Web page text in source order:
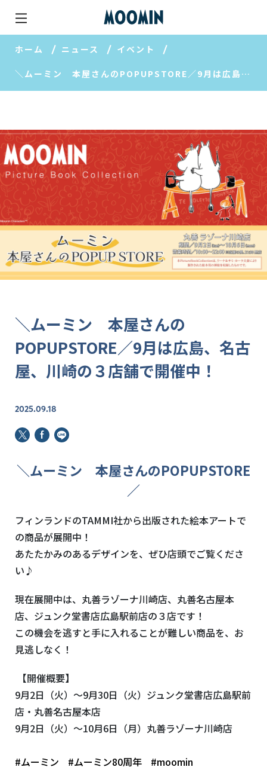
ホーム ニュース イベント
＼ムーミン 本屋さんのPOPUPSTORE／9月は広島、名古屋、川崎の３店舗で開催中！
＼ムーミン 本屋さんの
POPUPSTORE／9月は広島、名古
屋、川崎の３店舗で開催中！
2025.09.18
＼ムーミン 本屋さんのPOPUPSTORE
／
フィンランドのTAMMI社から出版された絵本アートで
の商品が展開中！
あたたかみのあるデザインを、ぜひ店頭でご覧くださ
い♪
現在展開中は、丸善ラゾーナ川崎店、丸善名古屋本
店、ジュンク堂書店広島駅前店の３店です！
この機会を逃すと手に入れることが難しい商品を、お
見逃しなく！
【開催概要】
9月2日（火）～9月30日（火）ジュンク堂書店広島駅前
店・丸善名古屋本店
9月2日（火）～10月6日（月）丸善ラゾーナ川崎店
#ムーミン #ムーミン80周年 #moomin